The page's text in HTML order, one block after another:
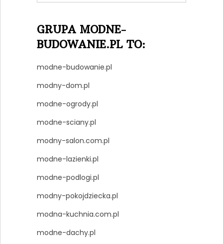
GRUPA MODNE-
BUDOWANIE.PL TO:
modne-budowanie.pl
modny-dom.pl
modne-ogrody.pl
modne-sciany.pl
modny-salon.com.pl
modne-lazienki.pl
modne-podlogi.pl
modny-pokojdziecka.pl
modna-kuchnia.com.pl
modne-dachy.pl